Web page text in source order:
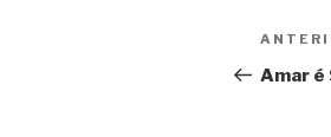
de
Amar é